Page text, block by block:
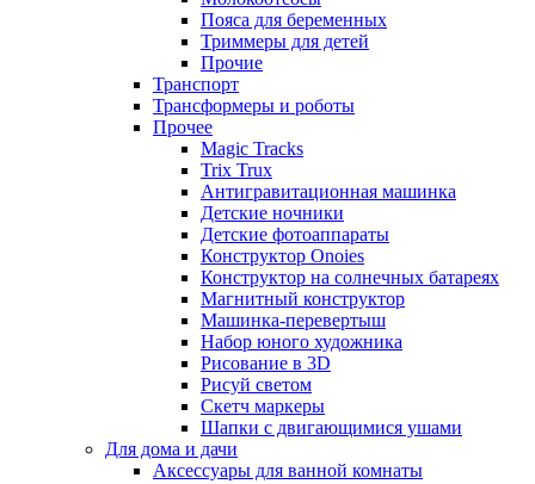
Пояса для беременных
Триммеры для детей
Прочие
Транспорт
Трансформеры и роботы
Прочее
Magic Tracks
Trix Trux
Антигравитационная машинка
Детские ночники
Детские фотоаппараты
Конструктор Onoies
Конструктор на солнечных батареях
Магнитный конструктор
Машинка-перевертыш
Набор юного художника
Рисование в 3D
Рисуй светом
Скетч маркеры
Шапки с двигающимися ушами
Для дома и дачи
Аксессуары для ванной комнаты